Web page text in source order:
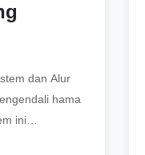
dan Alur
hama
ini